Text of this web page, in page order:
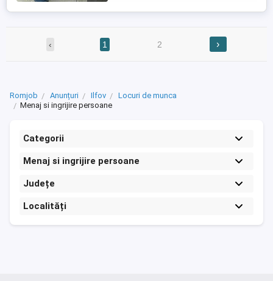
‹ 1 2 ›
Romjob Anunțuri Ilfov
Locuri de munca
Menaj si ingrijire persoane
Categorii
Menaj si ingrijire persoane
Județe
Localități